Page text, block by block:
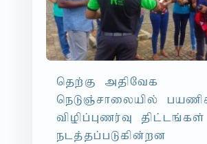
njw;F mjpNtf
neLQ;rhiyapy;
tpopg;Gzu;T jpl;lq;fs;
elj;jg;gLfpd;wd